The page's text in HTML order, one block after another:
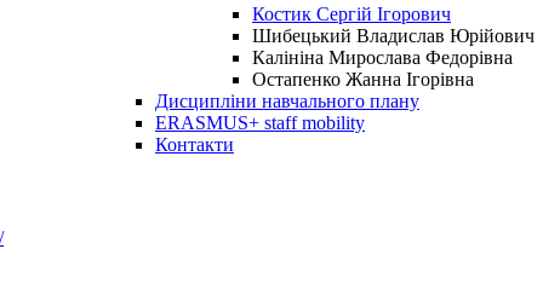
Костик Сергій Ігорович
Шибецький Владислав Юрійович
Калініна Мирослава Федорівна
Остапенко Жанна Ігорівна
Дисципліни навчального плану
ERASMUS+ staff mobility
Контакти